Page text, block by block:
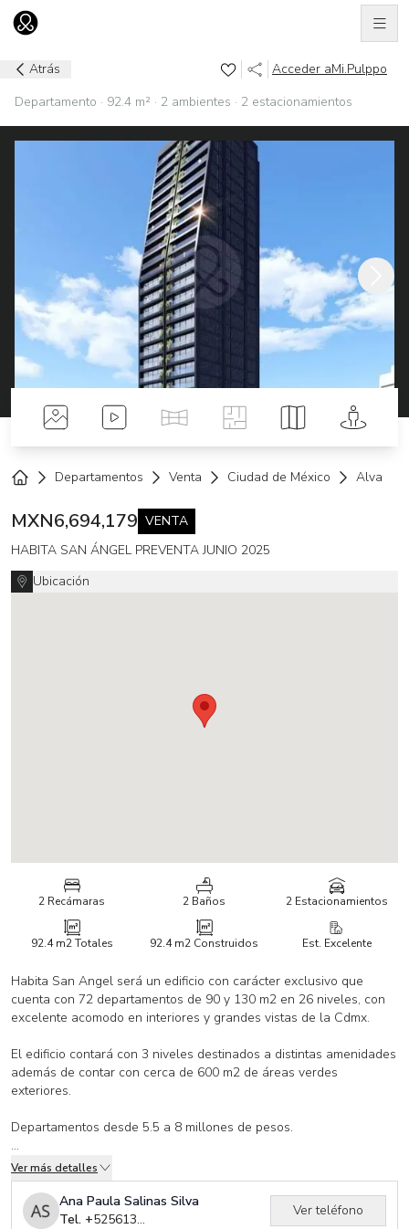
Ir al home
Atrás Acceder aMi.Pulppo
Departamento · 92.4 m² · 2 ambientes · 2 estacionamientos
Fotos Videos Tour VirtualPlanos Mapa Street
Departamentos Venta Ciudad de México Alvaro
MXN6,694,179 VENTA
HABITA SAN ÁNGEL PREVENTA JUNIO 2025
Ubicación
2 Recámaras 2 Baños 2 Estacionamientos
92.4 m2Totales 92.4 m2 Construidos Est. Excelente
Habita San Angel será un edificio con carácter exclusivo que
cuenta con 72 departamentos de 90 y 130 m2 en 26 niveles, con
excelente acomodo en interiores y grandes vistas de la Cdmx.
El edificio contará con 3 niveles destinados a distintas amenidades
además de contar con cerca de 600 m2 de áreas verdes
exteriores.
Departamentos desde 5.5 a 8 millones de pesos.
Se distingue por su diseño de vanguardia, su estilo, su
exclusividad y su extraordinaria ubicación, será sin duda un hito
residencial en la Cdmx
El proyecto se entrega en Noviembre 2025
Ver más detalles
Ana Paula Salinas Silva
Tel. +525613323106
Ver teléfono